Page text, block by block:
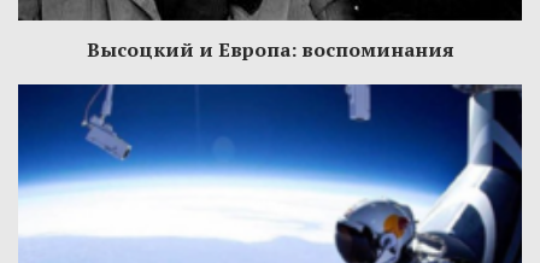
Высоцкий и Европа: воспоминания